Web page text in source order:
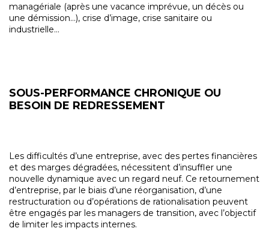
managériale (après une vacance imprévue, un décès ou
une démission…), crise d’image, crise sanitaire ou
industrielle…
SOUS-PERFORMANCE CHRONIQUE OU
BESOIN DE REDRESSEMENT
Les difficultés d’une entreprise, avec des pertes financières
et des marges dégradées, nécessitent d’insuffler une
nouvelle dynamique avec un regard neuf. Ce retournement
d’entreprise, par le biais d’une réorganisation, d’une
restructuration ou d’opérations de rationalisation peuvent
être engagés par les managers de transition, avec l’objectif
de limiter les impacts internes.